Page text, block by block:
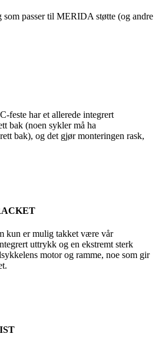
som passer til MERIDA støtte (og andre
feste har et allerede integrert
bak (noen sykler må ha
bak), og det gjør monteringen rask,
kun er mulig takket være vår
uttrykk og en ekstremt sterk
motor og ramme, noe som gir